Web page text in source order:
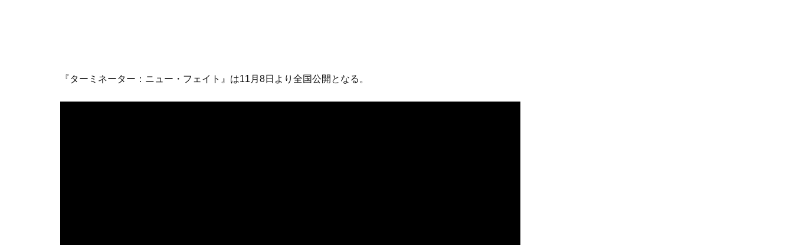
『ターミネーター：ニュー・フェイト』は11月8日より全国公開となる。